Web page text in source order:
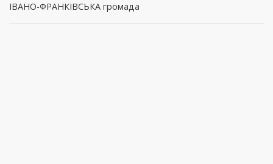
ІВАНО-ФРАНКІВСЬКА громада